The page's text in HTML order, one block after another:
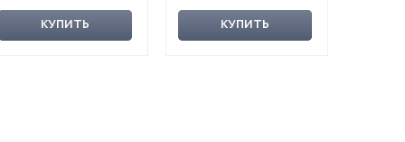
КУПИТЬ КУПИТЬ